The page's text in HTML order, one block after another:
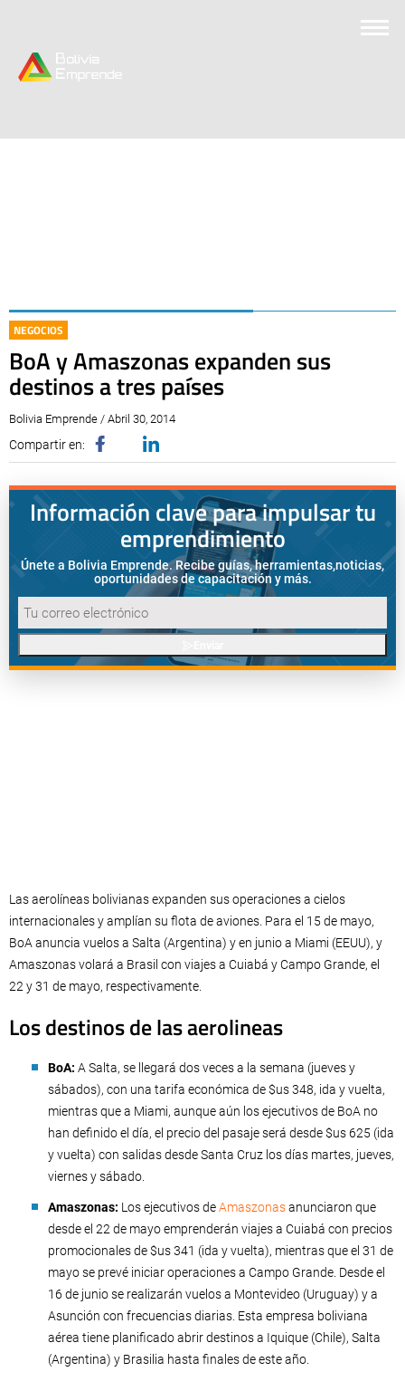
NEGOCIOS
BoA y Amaszonas expanden sus
destinos a tres países
Bolivia Emprende / Abril 30, 2014
Compartir en:
Información clave para impulsar tu
emprendimiento
Únete a Bolivia Emprende. Recibe guías, herramientas,noticias,
oportunidades de capacitación y más.
Las aerolíneas bolivianas expanden sus operaciones a cielos
internacionales y amplían su flota de aviones. Para el 15 de mayo,
BoA anuncia vuelos a Salta (Argentina) y en junio a Miami (EEUU), y
Amaszonas volará a Brasil con viajes a Cuiabá y Campo Grande, el
22 y 31 de mayo, respectivamente.
Los destinos de las aerolineas
BoA: A Salta, se llegará dos veces a la semana (jueves y
sábados), con una tarifa económica de $us 348, ida y vuelta,
mientras que a Miami, aunque aún los ejecutivos de BoA no
han definido el día, el precio del pasaje será desde $us 625 (ida
y vuelta) con salidas desde Santa Cruz los días martes, jueves,
viernes y sábado.
Amaszonas: Los ejecutivos deAmaszonasanunciaron que
desde el 22 de mayo emprenderán viajes a Cuiabá con precios
promocionales de $us 341 (ida y vuelta), mientras que el 31 de
mayo se prevé iniciar operaciones a Campo Grande. Desde el
16 de junio se realizarán vuelos a Montevideo (Uruguay) y a
Asunción con frecuencias diarias. Esta empresa boliviana
aérea tiene planificado abrir destinos a Iquique (Chile), Salta
(Argentina) y Brasilia hasta finales de este año.